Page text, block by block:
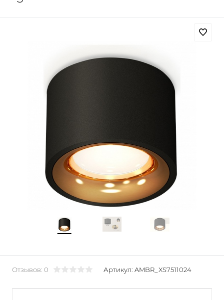
Отзывов: 0 Артикул: AMBR_XS7511024